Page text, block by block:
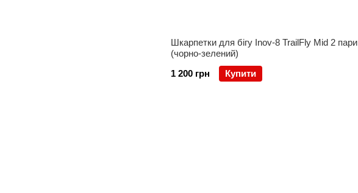
Шкарпетки для бігу Inov-8 TrailFly Mid 2 пари
(чорно-зелений)
1 200 грн
Купити